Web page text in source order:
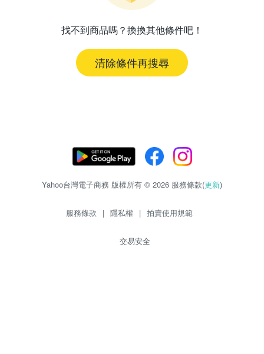
找不到商品嗎？換換其他條件吧！
清除條件再搜尋
Yahoo台灣電子商務 版權所有 © 2026 服務條款(更新)
服務條款 | 隱私權 | 拍賣使用規範
交易安全